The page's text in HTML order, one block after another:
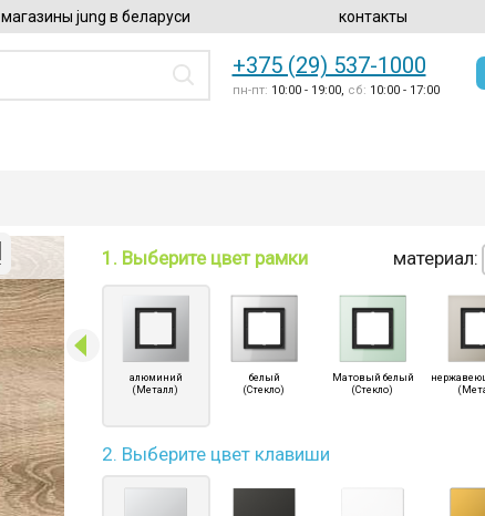
магазины jung в беларуси контакты
+375 (29) 537-1000
пн-пт: 10:00 - 19:00, сб: 10:00 - 17:00
1. Выберите цвет рамки материал:
алюминий
(Металл)
белый
(Стекло)
Матовый белый
(Стекло)
2. Выберите цвет клавиши